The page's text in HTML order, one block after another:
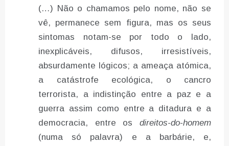
(…) Não o chamamos pelo nome, não se
vê, permanece sem figura, mas os seus
sintomas notam-se por todo o lado,
inexplicáveis, difusos, irresistíveis,
absurdamente lógicos; a ameaça atómica,
a catástrofe ecológica, o cancro
terrorista, a indistinção entre a paz e a
guerra assim como entre a ditadura e a
democracia, entre os direitos-do-homem
(numa só palavra) e a barbárie, e,